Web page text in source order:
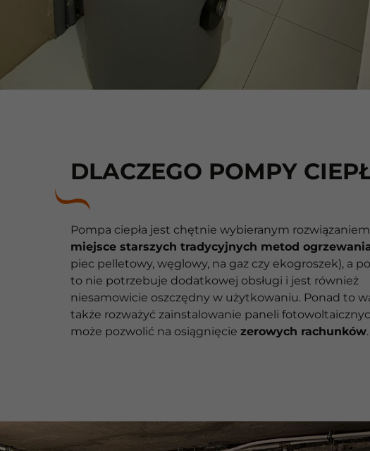
DLACZEGO POMPY
Pompa ciepła jest chętnie wybieranym rozwiązaniem
miejsce starszych tradycyjnych metod
piec pelletowy, węglowy, na gaz czy ekogroszek), a
to nie potrzebuje dodatkowej obsługi i jest również
niesamowicie oszczędny w użytkowaniu. Ponad to
także rozważyć zainstalowanie paneli
może pozwolić na osiągnięcie zerowych rachunków.